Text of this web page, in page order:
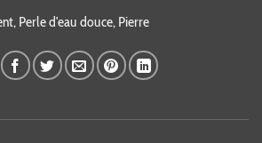
Perle d'eau douce, Pierre